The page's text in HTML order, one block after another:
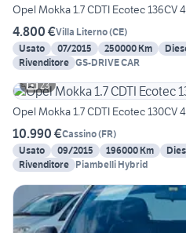
Opel Mokka 1.7 CDTI Ecotec 136CV
4.800 €Villa Literno(CE)
Usato
07/2015 250000 Km
Rivenditore GS-DRIVE CAR
23
Opel Mokka 1.7 CDTI Ecotec 130CV
10.990 €Cassino(FR)
Usato
09/2015 196000 Km
Rivenditore Piambelli Hybrid